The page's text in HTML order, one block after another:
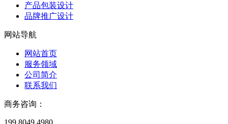
产品包装设计
品牌推广设计
网站导航
网站首页
服务领域
公司简介
联系我们
商务咨询：